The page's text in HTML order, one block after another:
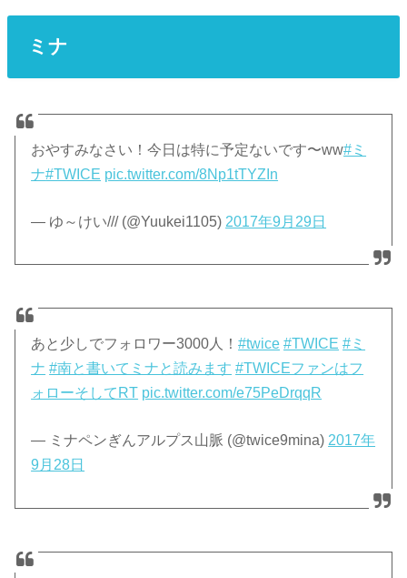
ミナ
おやすみなさい！今日は特に予定ないです〜ww#ミ
ナ#TWICE pic.twitter.com/8Np1tTYZIn
— ゆ～けい/// (@Yuukei1105) 2017年9月29日
あと少しでフォロワー3000人！#twice #TWICE #ミ
ナ #南と書いてミナと読みます #TWICEファンはフ
ォローそしてRT pic.twitter.com/e75PeDrqqR
— ミナペンぎんアルプス山脈️ (@twice9mina) 2017年
9月28日